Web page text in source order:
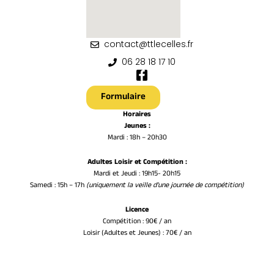
Horaires
Jeunes :
Mardi : 18h – 20h30
Adultes Loisir et Compétition :
Mardi et Jeudi : 19h15- 20h15
Samedi : 15h – 17h (uniquement la veille d’une journée de compétition)
Licence
Compétition : 90€ / an
Loisir (Adultes et Jeunes) : 70€ / an
contact@ttlecelles.fr
06 28 18 17 10
F
a
c
e
b
o
o
-
f
Formulaire